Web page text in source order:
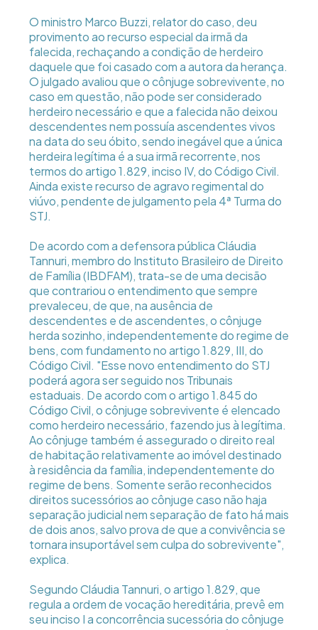
O ministro Marco Buzzi, relator do caso, deu
provimento ao recurso especial da irmã da
falecida, rechaçando a condição de herdeiro
daquele que foi casado com a autora da herança.
O julgado avaliou que o cônjuge sobrevivente, no
caso em questão, não pode ser considerado
herdeiro necessário e que a falecida não deixou
descendentes nem possuía ascendentes vivos
na data do seu óbito, sendo inegável que a única
herdeira legítima é a sua irmã recorrente, nos
termos do artigo 1.829, inciso IV, do Código Civil.
Ainda existe recurso de agravo regimental do
viúvo, pendente de julgamento pela 4ª Turma do
STJ.
De acordo com a defensora pública Cláudia
Tannuri, membro do Instituto Brasileiro de Direito
de Família (IBDFAM), trata-se de uma decisão
que contrariou o entendimento que sempre
prevaleceu, de que, na ausência de
descendentes e de ascendentes, o cônjuge
herda sozinho, independentemente do regime de
bens, com fundamento no artigo 1.829, III, do
Código Civil. "Esse novo entendimento do STJ
poderá agora ser seguido nos Tribunais
estaduais. De acordo com o artigo 1.845 do
Código Civil, o cônjuge sobrevivente é elencado
como herdeiro necessário, fazendo jus à legítima.
Ao cônjuge também é assegurado o direito real
de habitação relativamente ao imóvel destinado
à residência da família, independentemente do
regime de bens. Somente serão reconhecidos
direitos sucessórios ao cônjuge caso não haja
separação judicial nem separação de fato há mais
de dois anos, salvo prova de que a convivência se
tornara insuportável sem culpa do sobrevivente",
explica.
Segundo Cláudia Tannuri, o artigo 1.829, que
regula a ordem de vocação hereditária, prevê em
seu inciso I a concorrência sucessória do cônjuge